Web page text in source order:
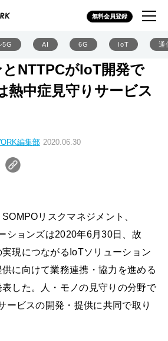
無料会員登録
5G AI 6G IoT 通
NTTPCがIoT開発で
熱中症見守りサービス
編集部 2020.06.30
リスクマネジメント、
ションズは2020年6月30日、故
現につながるIoTソリューション
に向けて業務連携・協力を進める
した。人・モノの見守りの分野で
ービスの開発・提供に共同で取り